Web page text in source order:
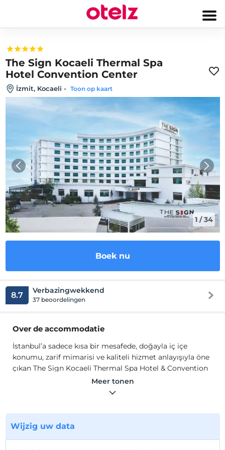
The Sign Kocaeli Thermal Spa
Hotel Convention Center
İzmit, Kocaeli - Toon op kaart
1 /34
Boek nu
8.7 Verbazingwekkend
37 beoordelingen
Over de accommodatie
İstanbul’a sadece kısa bir mesafede, doğayla iç içe
konumu, zarif mimarisi ve kaliteli hizmet anlayışıyla öne
çıkan The Sign Kocaeli Thermal Spa Hotel & Convention
Center, hem iş hem de tatil amaçlı konaklamalarda
konuklarına ayrıcalıklı bir deneyim sunuyor. Doğanın
özellikle termal su kaynakları ve kapsamlı Spa
hizmetleriyle sağlığı ve huzuru bir araya getiriyor.
Toplam 5.000 m² alana yayılan Ab-ı Hayat Spa Merkezi,
Meer tonen
Wijzig uw data